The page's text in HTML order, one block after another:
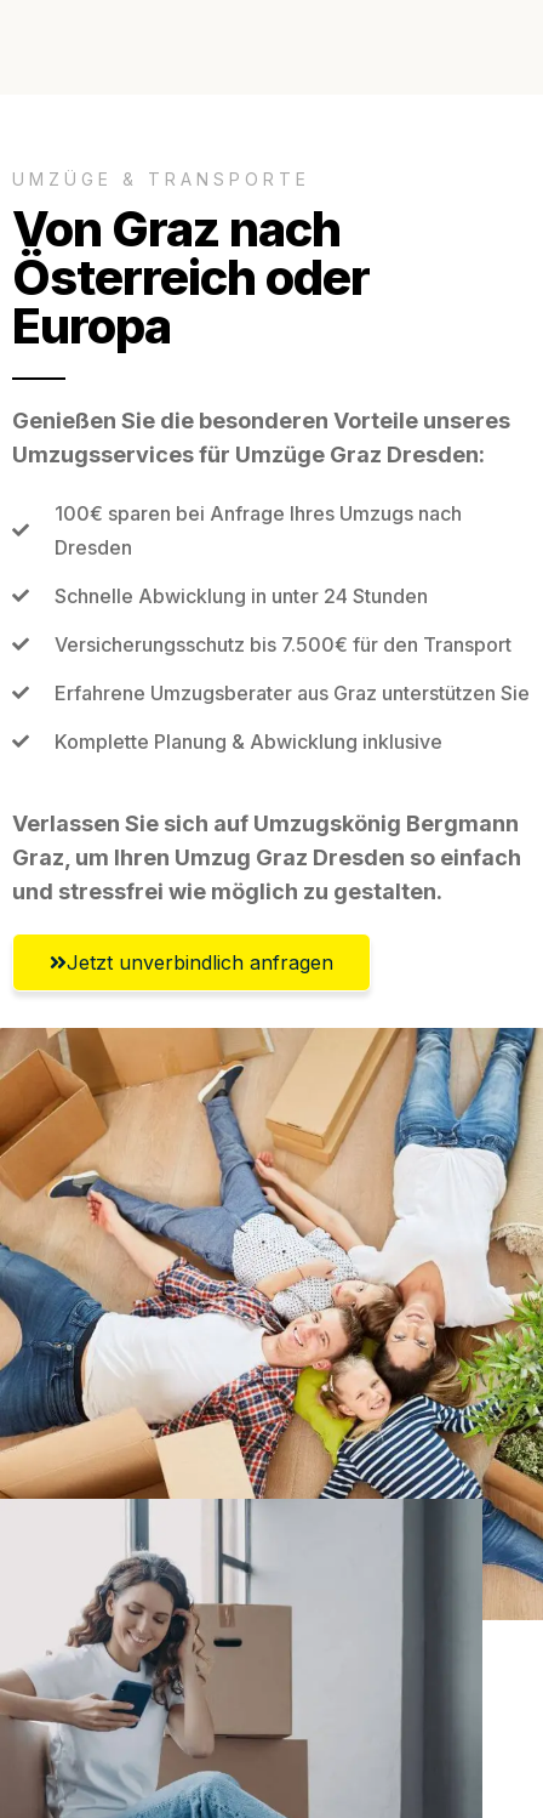
UMZÜGE & TRANSPORTE
Von Graz nach
Österreich oder
Europa
Genießen Sie die besonderen Vorteile unseres
Umzugsservices für Umzüge Graz Dresden:
100€ sparen bei Anfrage Ihres Umzugs nach
Dresden
Schnelle Abwicklung in unter 24 Stunden
Versicherungsschutz bis 7.500€ für den Transport
Erfahrene Umzugsberater aus Graz unterstützen Sie
Komplette Planung & Abwicklung inklusive
Verlassen Sie sich auf Umzugskönig Bergmann
Graz, um Ihren Umzug Graz Dresden so einfach
und stressfrei wie möglich zu gestalten.
Jetzt unverbindlich anfragen